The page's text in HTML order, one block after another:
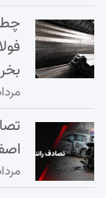
مرداد ۱۵,
اصفهان ۵
مرداد ۱۴,